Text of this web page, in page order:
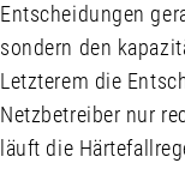
Entscheidungen
sondern den
Letzterem die
Netzbetreiber nur
läuft die